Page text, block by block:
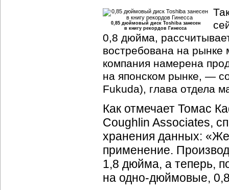
0,85 дюймовый диск Toshiba занесен
в книгу рекордов Гинесса
0,8 дюйма,
востребована на рынке
компания намерена
на японском рынке, —
Fukuda), глава отдела
Как отмечает Томас
Coughlin Associates,
хранения данных:
применение.
1,8 дюйма, а теперь,
на одно-дюймовые,